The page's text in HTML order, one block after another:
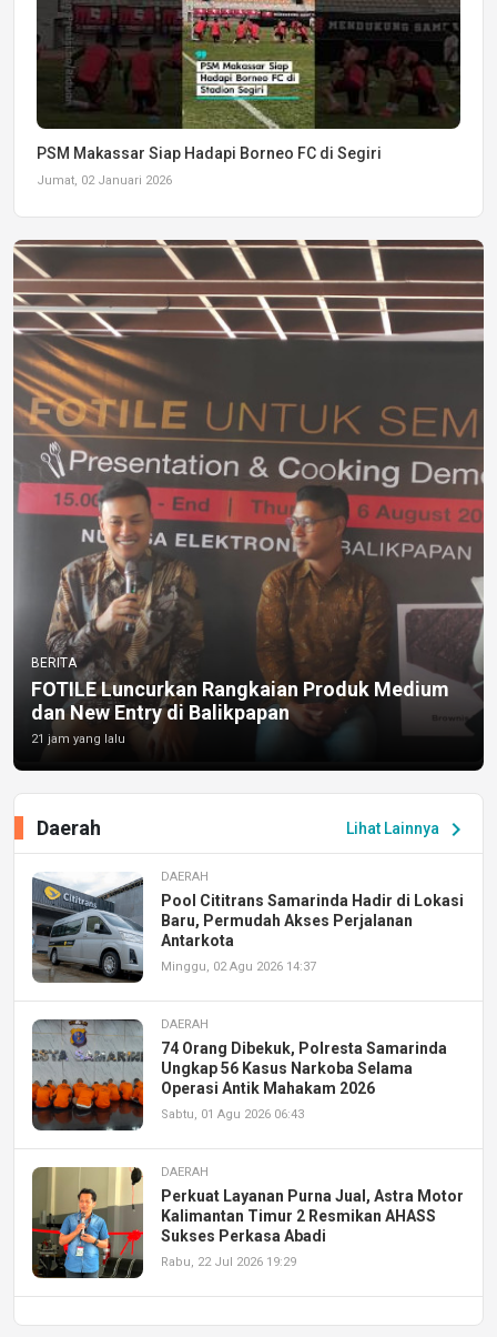
PSM Makassar Siap Hadapi Borneo FC di Segiri
Jumat, 02 Januari 2026
BERITA
FOTILE Luncurkan Rangkaian Produk Medium
dan New Entry di Balikpapan
21 jam yang lalu
Lihat Lainnya chevron_right
Daerah
DAERAH
Pool Cititrans Samarinda Hadir di Lokasi
Baru, Permudah Akses Perjalanan
Antarkota
Minggu, 02 Agu 2026 14:37
DAERAH
74 Orang Dibekuk, Polresta Samarinda
Ungkap 56 Kasus Narkoba Selama
Operasi Antik Mahakam 2026
Sabtu, 01 Agu 2026 06:43
DAERAH
Perkuat Layanan Purna Jual, Astra Motor
Kalimantan Timur 2 Resmikan AHASS
Sukses Perkasa Abadi
Rabu, 22 Jul 2026 19:29